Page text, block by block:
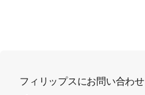
フィリップスにお問い合わせ